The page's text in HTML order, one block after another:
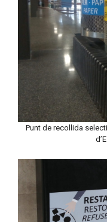
Punt de recollida